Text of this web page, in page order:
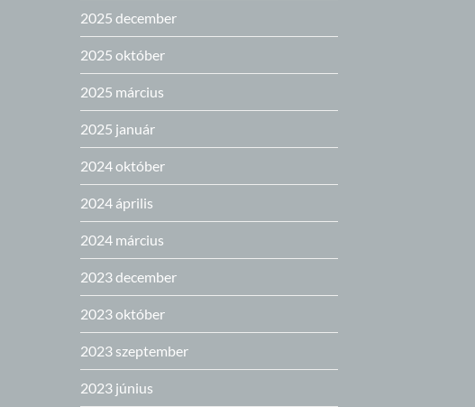
2025 december
2025 október
2025 március
2025 január
2024 október
2024 április
2024 március
2023 december
2023 október
2023 szeptember
2023 június